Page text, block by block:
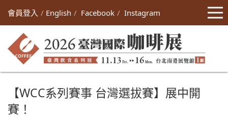
會員登入 English Facebook Instagram
【WCC系列賽事 台灣選拔賽】展中開
賽！